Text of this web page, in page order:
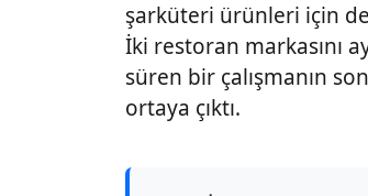
şarküteri ürünleri için
İki restoran markasını
süren bir çalışmanın
ortaya çıktı.